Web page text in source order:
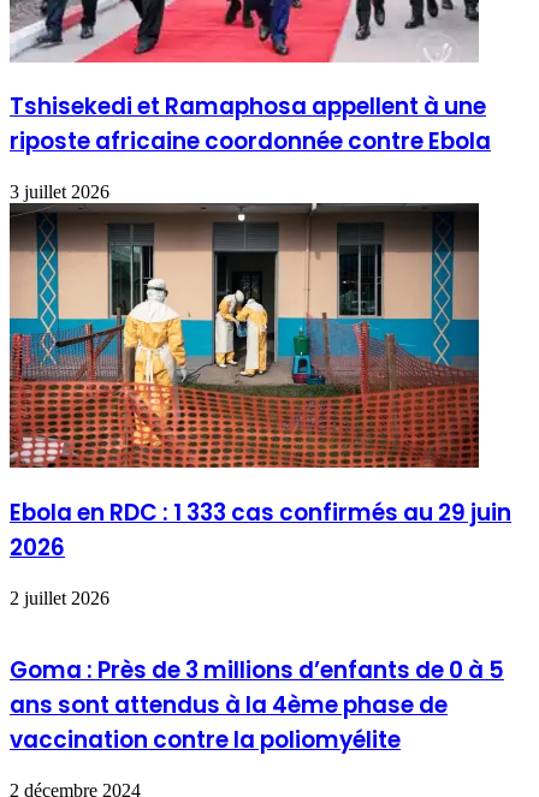
Tshisekedi et Ramaphosa appellent à une
riposte africaine coordonnée contre Ebola
3 juillet 2026
Ebola en RDC : 1 333 cas confirmés au 29 juin
2026
2 juillet 2026
Goma : Près de 3 millions d’enfants de 0 à 5
ans sont attendus à la 4ème phase de
vaccination contre la poliomyélite
2 décembre 2024